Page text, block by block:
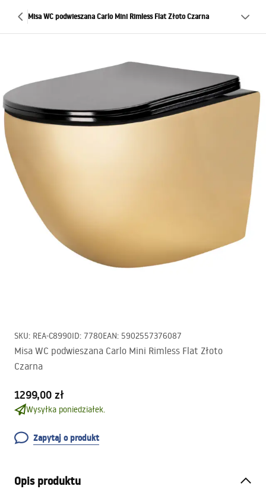
Misa WC podwieszana Carlo Mini Rimless Flat Złoto Czarna
SKU: REA-C8990ID: 7780EAN: 5902557376087
Misa WC podwieszana Carlo Mini Rimless Flat Złoto
Czarna
1299,00 zł
Wysyłka poniedziałek.
Zapytaj o produkt
Opis produktu